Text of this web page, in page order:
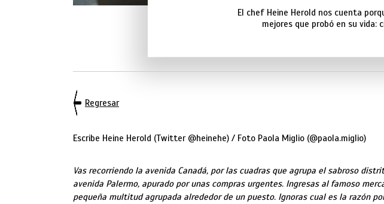
El chef Heine Herold nos cuenta
mejores que probó en su
Regresar
Escribe Heine Herold (Twitter @heinehe) / Foto Paola Miglio (@paola.miglio)
Vas recorriendo la avenida Canadá, por las cuadras que agrupa el sabroso
avenida Palermo, apurado por unas compras urgentes. Ingresas al famoso
pequeña multitud agrupada alrededor de un puesto. Ignoras cual es la razón